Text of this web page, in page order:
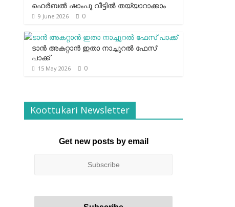
ഹെര്‍ബല്‍ ഷാംപൂ വീട്ടില്‍ തയ്യാറാക്കാം
9 June 2026 0
ടാന്‍ അകറ്റാന്‍ ഇതാ നാച്ചുറല്‍ ഫേസ്
പാക്ക്
15 May 2026 0
Koottukari Newsletter
Get new posts by email